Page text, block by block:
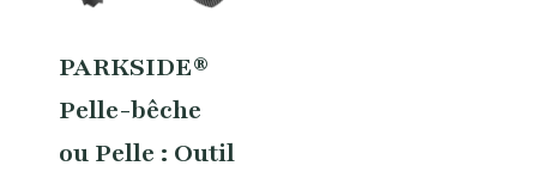
PARKSIDE®
Pelle-bêche
ou Pelle : Outil